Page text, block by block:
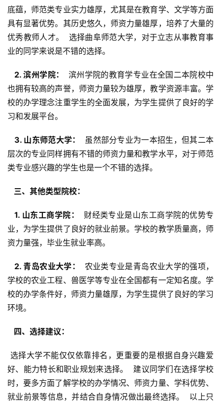
底蕴，师范类专业实力雄厚，尤其是在教育学、文学等方面
具有显著优势。其历史悠久，师资力量雄厚，培养了大量的
优秀教师人才。  选择曲阜师范大学，对于立志从事教育事
业的同学来说是不错的选择。
  2. 滨州学院：
滨州学院的教育学专业在全国二本院校中
也拥有较高的声誉，师资力量较为雄厚，教学资源丰富。学
校的办学理念注重学生的全面发展，为学生提供了良好的学
习和发展平台。
  3. 山东师范大学：
虽然部分专业为一本招生，但其二本
层次的专业同样拥有不错的师资力量和教学水平，对于师范
类专业感兴趣的学生也是一个不错的选择。
  三、其他类型院校：
  1. 山东工商学院：
财经类专业是山东工商学院的优势专
业，为学生提供了良好的就业前景。学校的教学质量高，师
资力量强，毕业生就业率高。
  2. 青岛农业大学：
农业类专业是青岛农业大学的强项，
学校的农业工程、兽医学等专业在全国都有一定知名度。学
校的办学条件好，师资力量雄厚，为学生提供了良好的学习
环境。
  四、选择建议：
好、能力特长和职业规划来选择。  建议同学们在选择学校
时，要多方面了解学校的办学情况、师资力量、学科优势、
就业前景等信息，并结合自身情况做出最终选择。  以上只